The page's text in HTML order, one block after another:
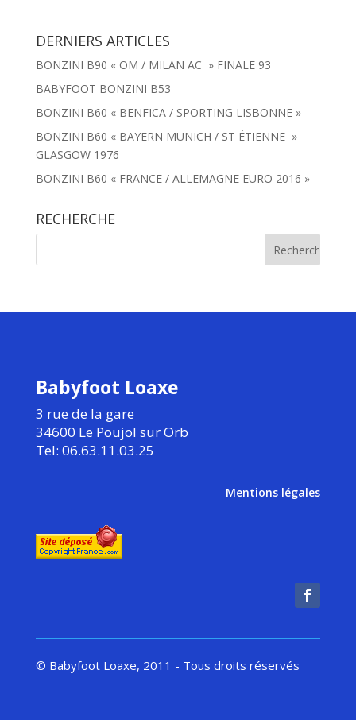
DERNIERS ARTICLES
BONZINI B90 « OM / MILAN AC » FINALE 93
BABYFOOT BONZINI B53
BONZINI B60 « BENFICA / SPORTING LISBONNE »
BONZINI B60 « BAYERN MUNICH / ST ÉTIENNE »
GLASGOW 1976
BONZINI B60 « FRANCE / ALLEMAGNE EURO 2016 »
RECHERCHE
Babyfoot Loaxe
3 rue de la gare
34600 Le Poujol sur Orb
Tel: 06.63.11.03.25
Mentions légales
© Babyfoot Loaxe, 2011 - Tous droits réservés